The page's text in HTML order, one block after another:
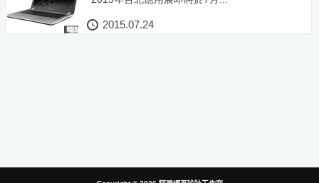
2015.07.24